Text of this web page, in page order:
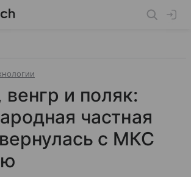
и поляк:
частная
с МКС